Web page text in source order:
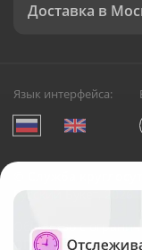
Доставка в
Язык интерфейса:
Служба
Русский Букет, 2026
Общество с
ОГРН: